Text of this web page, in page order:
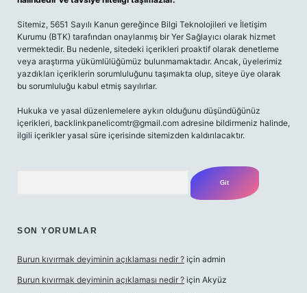
Sitemiz, 5651 Sayılı Kanun gereğince Bilgi Teknolojileri ve İletişim
Kurumu (BTK) tarafından onaylanmış bir Yer Sağlayıcı olarak hizmet
vermektedir. Bu nedenle, sitedeki içerikleri proaktif olarak denetleme
veya araştırma yükümlülüğümüz bulunmamaktadır. Ancak, üyelerimiz
yazdıkları içeriklerin sorumluluğunu taşımakta olup, siteye üye olarak
bu sorumluluğu kabul etmiş sayılırlar.
Hukuka ve yasal düzenlemelere aykırı olduğunu düşündüğünüz
içerikleri, backlinkpanelicomtr@gmail.com adresine bildirmeniz halinde,
ilgili içerikler yasal süre içerisinde sitemizden kaldırılacaktır.
SON YORUMLAR
Burun kıvırmak deyiminin açıklaması nedir ? için admin
Burun kıvırmak deyiminin açıklaması nedir ? için Akyüz